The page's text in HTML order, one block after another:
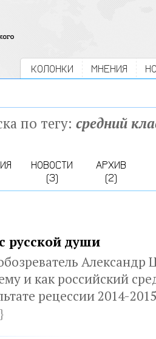
КОЛОНКИ МНЕНИЯ
по тегу: средний
НОВОСТИ
(3)
АРХИВ
(2)
русской души
Александр
и как российский
рецессии 2014-
}